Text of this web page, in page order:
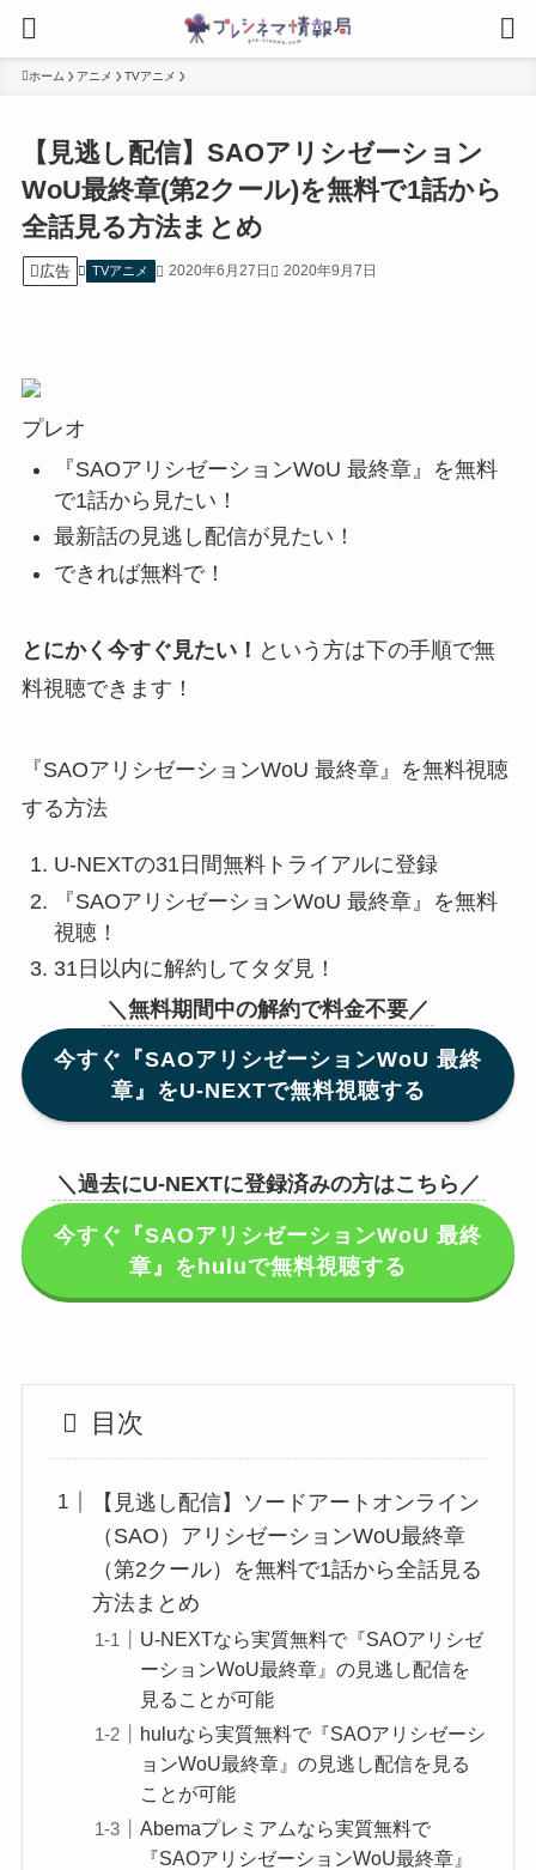
ホーム アニメ TVアニメ
【見逃し配信】SAOアリシゼーション
WoU最終章(第2クール)を無料で1話から
全話見る方法まとめ
広告 TVアニメ 2020年6月27日 2020年9月7日
プレオ
『SAOアリシゼーションWoU 最終章』を無料
で1話から見たい！
最新話の見逃し配信が見たい！
できれば無料で！
とにかく今すぐ見たい！ という方は下の手順で無
料視聴できます！
『SAOアリシゼーションWoU 最終章』を無料視聴
する方法
U-NEXTの31日間無料トライアルに登録
『SAOアリシゼーションWoU 最終章』を無料
視聴！
31日以内に解約してタダ見！
＼無料期間中の解約で料金不要／
今すぐ『SAOアリシゼーションWoU 最終
章』をU-NEXTで無料視聴する
＼過去にU-NEXTに登録済みの方はこちら／
今すぐ『SAOアリシゼーションWoU 最終
章』をhuluで無料視聴する
目次
【見逃し配信】ソードアートオンライン
（SAO）アリシゼーションWoU最終章
（第2クール）を無料で1話から全話見る
方法まとめ
U-NEXTなら実質無料で『SAOアリシゼ
ーションWoU最終章』の見逃し配信を
見ることが可能
huluなら実質無料で『SAOアリシゼーシ
ョンWoU最終章』の見逃し配信を見る
ことが可能
Abemaプレミアムなら実質無料で
『SAOアリシゼーションWoU最終章』